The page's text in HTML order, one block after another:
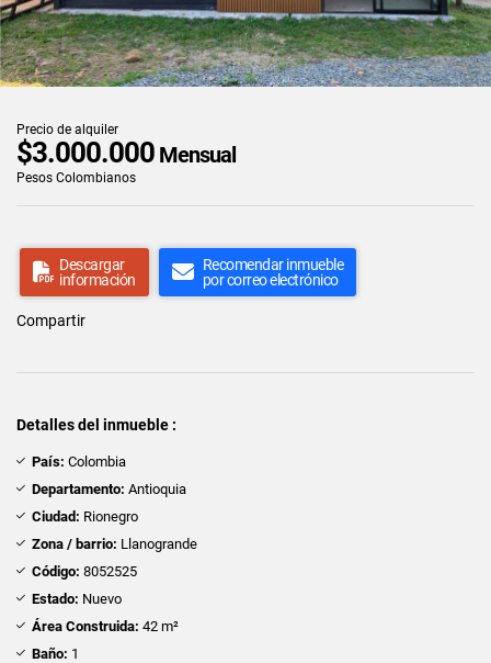
Precio de alquiler
$3.000.000 Mensual
Pesos Colombianos
Descargar
información
Recomendar inmueble
por correo electrónico
Compartir
Detalles del inmueble :
País: Colombia
Departamento: Antioquia
Ciudad: Rionegro
Zona / barrio: Llanogrande
Código: 8052525
Estado: Nuevo
Área Construida: 42 m²
Baño: 1